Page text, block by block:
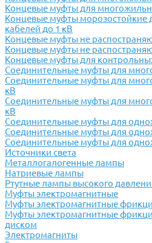
Концевые муфты для
Концевые муфты морозостойкие
кабелей до 1 кВ
Концевые муфты не
Концевые муфты не
Концевые муфты для
Соединительные муфты для
Соединительные муфты для
кВ
Соединительные муфты для
кВ
Соединительные муфты для
Соединительные муфты для
Соединительные муфты для
Источники света
Металлогалогенные лампы
Натриевые лампы
Ртутные лампы высокого
Муфты электромагнитные
Муфты электромагнитные
Муфты электромагнитные
диском
Электромагниты